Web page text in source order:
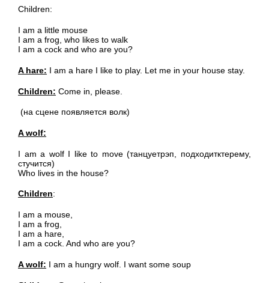
Children:
I am a little mouse
I am a frog, who likes to walk
I am a cock and who are you?
A hare: I am a hare I like to play. Let me in your house stay.
Children: Come in, please.
(на сцене появляется волк)
A wolf:
I am a wolf I like to move (танцуетрэп, подходитктерему,
стучится)
Who lives in the house?
Children:
I am a mouse,
I am a frog,
I am a hare,
I am a cock. And who are you?
A wolf: I am a hungry wolf. I want some soup